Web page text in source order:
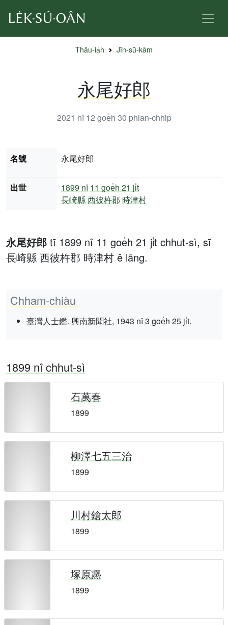
Thâu-ia̍h Jîn-sū-kàm
永尾好郎
2021 nî 12 goe̍h 30 phian-chhip
永尾好郎 tī 1899 nî 11 goe̍h 21 ji̍t chhut-sì, sī
長崎縣 西彼杵郡 時津村 ê lâng.
Chham-chiàu
臺灣人士鑑. 興南新聞社, 1943 nî 3 goe̍h 25 ji̍t.
名號 永尾好郎
出世 1899 nî 11 goe̍h 21 ji̍t
長崎縣西彼杵郡 時津村
1899 nî chhut-sì
石萬春
1899
柳澤七五三治
1899
川村鎗太郎
1899
塚原凞
1899